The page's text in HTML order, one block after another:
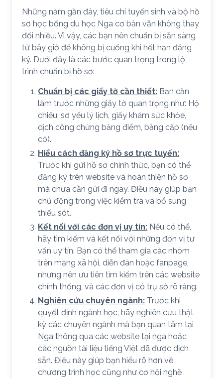
Những năm gần đây, tiêu chí tuyển sinh và bộ hồ
sơ học bổng du học Nga cơ bản vẫn không thay
đổi nhiều. Vì vậy, các bạn nên chuẩn bị sẵn sàng
từ bây giờ để không bị cuống khi hết hạn đăng
ký. Dưới đây là các bước quan trọng trong lộ
trình chuẩn bị hồ sơ:
Chuẩn bị các giấy tờ cần thiết: Bạn cần
làm trước những giấy tờ quan trọng như: Hộ
chiếu, sơ yếu lý lịch, giấy khám sức khỏe,
dịch công chứng bảng điểm, bằng cấp (nếu
có).
Hiểu cách đăng ký hồ sơ trực tuyến:
Trước khi gửi hồ sơ chính thức, bạn có thể
đăng ký trên website và hoàn thiện hồ sơ
mà chưa cần gửi đi ngay. Điều này giúp bạn
chủ động trong việc kiểm tra và bổ sung
thiếu sót.
Kết nối với các đơn vị uy tín: Nếu có thể,
hãy tìm kiếm và kết nối với những đơn vị tư
vấn uy tín. Bạn có thể tham gia các nhóm
trên mạng xã hội, diễn đàn hoặc fanpage,
nhưng nên ưu tiên tìm kiếm trên các website
chính thống, và các đơn vị có trụ sở rõ ràng.
Nghiên cứu chuyên ngành: Trước khi
quyết định ngành học, hãy nghiên cứu thật
kỹ các chuyên ngành mà bạn quan tâm tại
Nga thông qua các website tại nga hoặc
các nguồn tài liệu tiếng Việt đã được dịch
sẵn. Điều này giúp bạn hiểu rõ hơn về
chương trình học cũng như cơ hội nghề